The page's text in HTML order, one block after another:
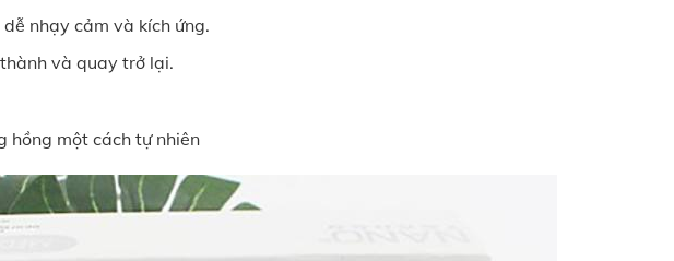
nhạy cảm và kích ứng.
và quay trở lại.
hồng một cách tự nhiên